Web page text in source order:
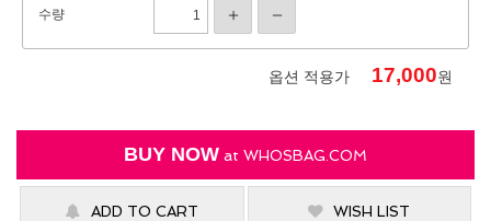
수량
옵션 적용가 17,000원
BUY NOW at WHOSBAG.COM
ADD TO CART WISH LIST